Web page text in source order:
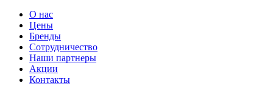
О нас
Цены
Бренды
Сотрудничество
Наши партнеры
Акции
Контакты